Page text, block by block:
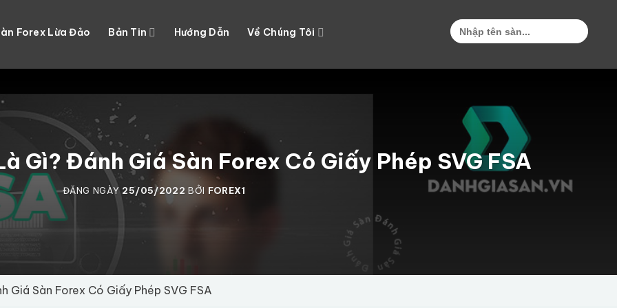
Forex Lừa Đảo Bản Tin Hướng Dẫn Về Chúng Tôi
Search
for:
Gì? Đánh Giá Sàn Forex Có Giấy Phép SVG FSA
ĐĂNG NGÀY25/05/2022 BỞI FOREX1
Giá Sàn Forex Có Giấy Phép SVG FSA